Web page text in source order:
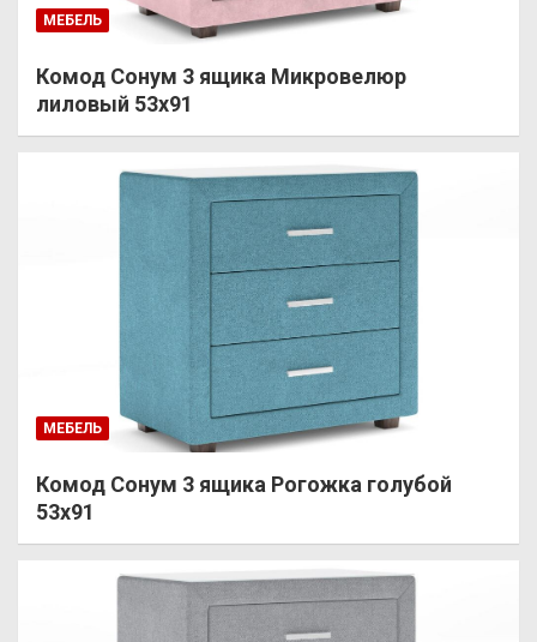
МЕБЕЛЬ
Комод Сонум 3 ящика Микровелюр
лиловый 53х91
МЕБЕЛЬ
Комод Сонум 3 ящика Рогожка голубой
53х91